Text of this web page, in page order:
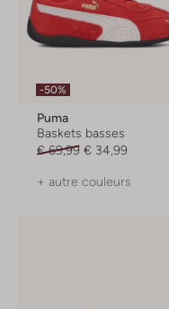
-50%
Puma
Baskets basses
€ 69,99 € 34,99
+ autre couleurs